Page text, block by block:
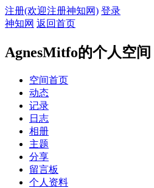
注册(欢迎注册神知网) 登录
神知网 返回首页
AgnesMitfo的个人空间
空间首页
动态
记录
日志
相册
主题
分享
留言板
个人资料